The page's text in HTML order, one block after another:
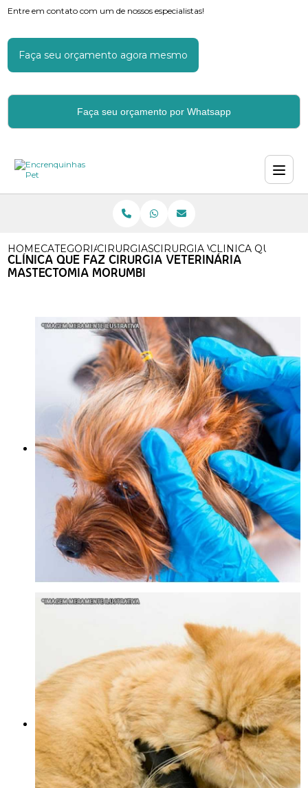
Entre em contato com um de nossos especialistas!
Faça seu orçamento agora mesmo
Faça seu orçamento por Whatsapp
HOMECATEGORIASCIRURGIAS VETERINARIAS
CIRURGIA VETERINARIA
CLINICA QUE FAZ
CLÍNICA QUE FAZ CIRURGIA VETERINÁRIA
MASTECTOMIA MORUMBI